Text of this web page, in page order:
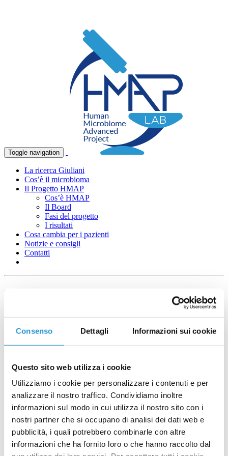
Consenso Dettagli Informazioni sui cookie
Questo sito web utilizza i cookie
Utilizziamo i cookie per personalizzare i contenuti e per
analizzare il nostro traffico. Condividiamo inoltre
informazioni sul modo in cui utilizza il nostro sito con i
nostri partner che si occupano di analisi dei dati web e
pubblicità, i quali potrebbero combinarle con altre
informazioni che ha fornito loro o che hanno raccolto dal
Toggle navigation
La ricerca Giuliani
Cos’è il microbioma
Il Progetto HMAP
Cos’è HMAP
Il Board
Fasi del progetto
I risultati
Cosa cambia per i pazienti
Notizie e consigli
Contatti
L'alimentazione per tenere in
salute il nostro sistema
immunitario